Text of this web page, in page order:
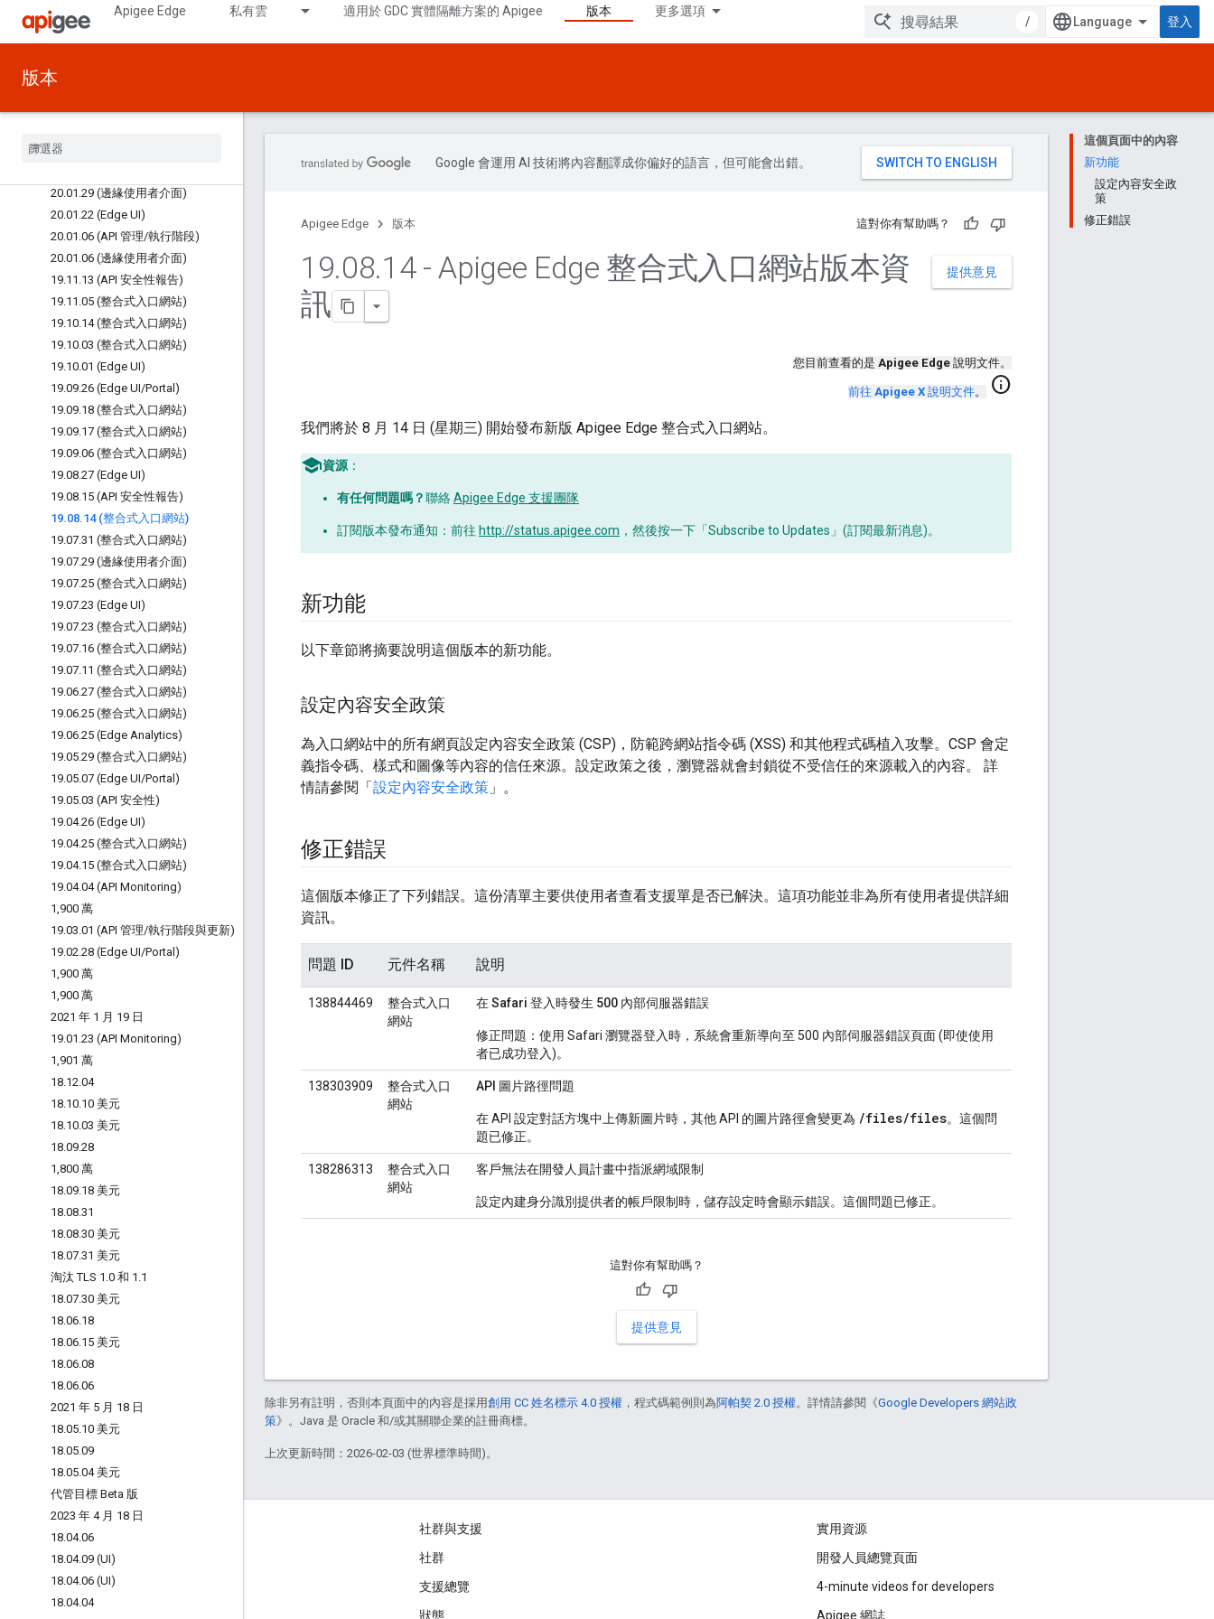
Apigee Edge 私有雲 適用於 GDC 實體隔離方案的 Apigee 版本 更多選項
/ 登入
版本
20.03.16 (Edge Analytics)
20.03.13 (Edge UI)
20.03.04 (整合式入口網站)
20
20.01 .29 (邊緣使用者介面)
20.01 .22 (Edge UI)
20.01 .06 (API 管理/執行階段)
20.01 .06 (邊緣使用者介面)
19.11 .13 (API 安全性報告)
19.11 .05 (整合式入口網站)
19.10.14 (整合式入口網站)
19.10.03 (整合式入口網站)
19.10.01 (Edge UI)
19.09.26 (Edge UI/Portal)
19.09.18 (整合式入口網站)
19.09.17 (整合式入口網站)
19.09.06 (整合式入口網站)
19.08.27 (Edge UI)
19.08.15 (API 安全性報告)
19.08.14 (整合式入口網站)
19.07.31 (整合式入口網站)
19.07.29 (邊緣使用者介面)
19.07.25 (整合式入口網站)
19.07.23 (Edge UI)
19.07.23 (整合式入口網站)
19.07.16 (整合式入口網站)
19.07.11 (整合式入口網站)
19.06.27 (整合式入口網站)
19.06.25 (整合式入口網站)
19.06.25 (Edge Analytics)
19.05.29 (整合式入口網站)
19.05.07 (Edge UI/Portal)
19.05.03 (API 安全性)
19.04.26 (Edge UI)
19.04.25 (整合式入口網站)
19.04.15 (整合式入口網站)
19.04.04 (API Monitoring)
1,900 萬
19.03.01 (API 管理/執行階段與更新)
19.02.28 (Edge UI/Portal)
1,900 萬
1,900 萬
2021 年 1 月 19 日
19.01 .23 (API Monitoring)
1,901 萬
18.12.04
18.10.10 美元
18.10.03 美元
18.09.28
1,800 萬
18.09.18 美元
18.08.31
18.08.30 美元
18.07.31 美元
淘汰 TLS 1 .0 和 1 .1
18.07.30 美元
18.06.18
18.06.15 美元
18.06.08
18.06.06
2021 年 5 月 18 日
18.05.10 美元
18.05.09
18.05.04 美元
代管目標 Beta 版
2023 年 4 月 18 日
18.04.06
18.04.09 (UI)
18.04.06 (UI)
18.04.04
這個頁面中的內容
新功能
設定內容安全政
策
修正錯誤
Google 會運用 AI 技術將內容翻譯成你偏好的語言，但可能會出錯。
Apigee Edge 版本 這對你有幫助嗎？
提供意見
19.08.14 - Apigee Edge 整合式入口網站版本資
訊
您目前查看的是 Apigee Edge 說明文件。
前往 Apigee X 說明文件。 info
我們將於 8 月 14 日 (星期三) 開始發布新版 Apigee Edge 整合式入口網站。
資源 ：
有任何問題嗎？聯絡Apigee Edge 支援團隊
訂閱版本發布通知：前往 http://status.apigee.com ，然後按一下「Subscribe to Updates」(訂閱最新消息)。
新功能
以下章節將摘要說明這個版本的新功能。
設定內容安全政策
為入口網站中的所有網頁設定內容安全政策 (CSP)，防範跨網站指令碼 (XSS) 和其他程式碼植入攻擊。CSP 會定
義指令碼、樣式和圖像等內容的信任來源。設定政策之後，瀏覽器就會封鎖從不受信任的來源載入的內容。 詳
情請參閱「設定內容安全政策 」。
修正錯誤
這個版本修正了下列錯誤。這份清單主要供使用者查看支援單是否已解決。這項功能並非為所有使用者提供詳細
資訊。
問題 ID 元件名稱 說明
138844469
整合式入口
網站
在 Safari 登入時發生 500 內部伺服器錯誤
修正問題：使用 Safari 瀏覽器登入時，系統會重新導向至 500 內部伺服器錯誤頁面 (即使使用
者已成功登入)。
138303909
整合式入口
網站
API 圖片路徑問題
在 API 設定對話方塊中上傳新圖片時，其他 API 的圖片路徑會變更為 /files/files。這個問
題已修正。
138286313
整合式入口
網站
客戶無法在開發人員計畫中指派網域限制
設定內建身分識別提供者的帳戶限制時，儲存設定時會顯示錯誤。這個問題已修正。
這對你有幫助嗎？
提供意見
除非另有註明，否則本頁面中的內容是採用創用 CC 姓名標示 4.0 授權 ，程式碼範例則為阿帕契 2.0 授權。詳情請參閱《Google Developers 網站政
策》。Java 是 Oracle 和/或其關聯企業的註冊商標。
上次更新時間：2026-02-03 (世界標準時間)。
We're part of Google
社群與支援
社群
支援總覽
狀態
實用資源
開發人員總覽頁面
4-minute videos for developers
Apigee 網誌